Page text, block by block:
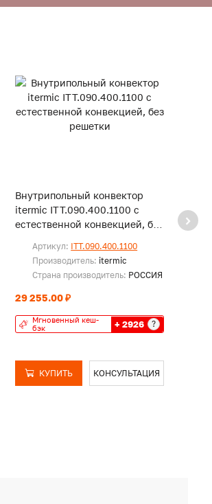
Внутрипольный конвектор
itermic ITT.090.400.1100 с
естественной конвекцией, без
Артикул: ITT.090.400.1100
Производитель: itermic
Страна производитель: РОССИЯ
29 255.00 ₽
Мгновенный кеш-
бэк
+ 2926 ?
КУПИТЬ КОНСУЛЬТАЦИЯ